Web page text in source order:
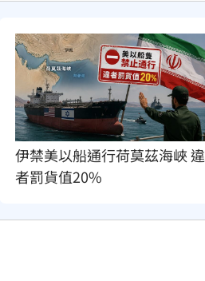
伊禁美以船通行荷莫茲海峽 違
者罰貨值20%